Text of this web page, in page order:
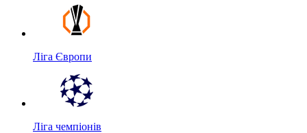
Ліга Європи
Ліга чемпіонів